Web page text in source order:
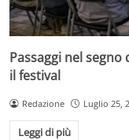
Passaggi nel
il festival
Redazione Luglio 25,
Leggi di più